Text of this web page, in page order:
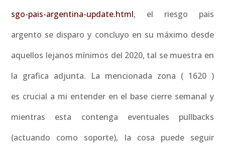
sgo-pais-argentina-update.html, el riesgo pais
argento se disparo y concluyo en su máximo desde
aquellos lejanos mínimos del 2020, tal se muestra en
la grafica adjunta. La mencionada zona ( 1620 )
es crucial a mi entender en el base cierre semanal y
mientras esta contenga eventuales pullbacks
(actuando como soporte), la cosa puede seguir